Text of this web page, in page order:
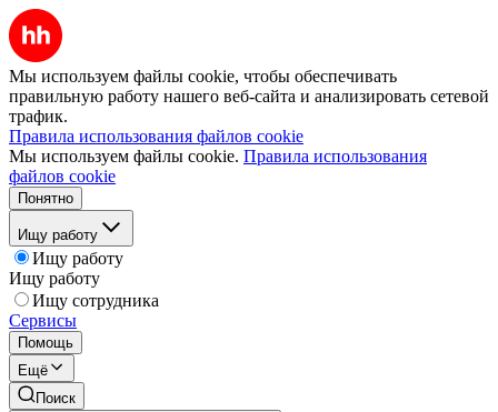
Мы используем файлы cookie, чтобы обеспечивать
правильную работу нашего веб-сайта и анализировать сетевой
трафик.
Правила использования файлов cookie
Мы используем файлы cookie. Правила использования
файлов cookie
Понятно
Ищу работу
Ищу работу
Ищу работу
Ищу сотрудника
Сервисы
Помощь
Ещё
Поиск